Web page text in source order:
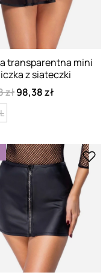
transparentna mini
z siateczki
zł98,38 zł
L